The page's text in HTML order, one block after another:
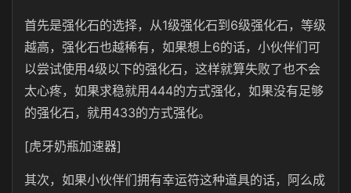
首先是强化石的选择，从1级强化石到6级强化石，等级
越高，强化石也越稀有，如果想上6的话，小伙伴们可
以尝试使用4级以下的强化石，这样就算失败了也不会
太心疼，如果求稳就用444的方式强化，如果没有足够
的强化石，就用433的方式强化。
[虎牙奶瓶加速器]
其次，如果小伙伴们拥有幸运符这种道具的话，阿么成